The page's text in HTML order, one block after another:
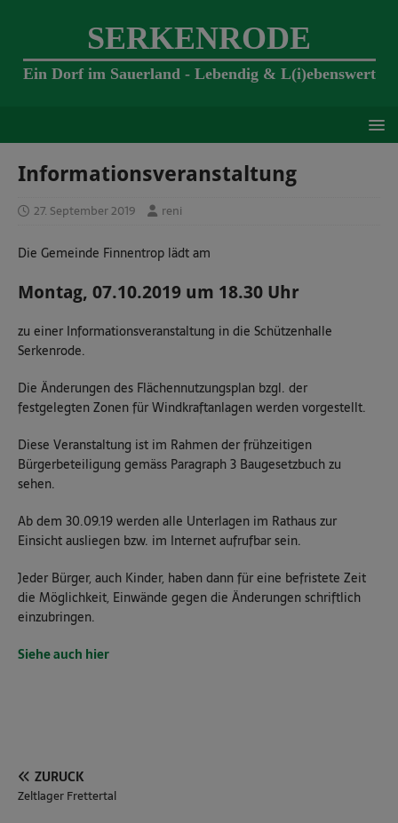
SERKENRODE
Ein Dorf im Sauerland - Lebendig & L(i)ebenswert
Informationsveranstaltung
27. September 2019 reni
Die Gemeinde Finnentrop lädt am
Montag, 07.10.2019 um 18.30 Uhr
zu einer Informationsveranstaltung in die Schützenhalle
Serkenrode.
Die Änderungen des Flächennutzungsplan bzgl. der
festgelegten Zonen für Windkraftanlagen werden vorgestellt.
Diese Veranstaltung ist im Rahmen der frühzeitigen
Bürgerbeteiligung gemäss Paragraph 3 Baugesetzbuch zu
sehen.
Ab dem 30.09.19 werden alle Unterlagen im Rathaus zur
Einsicht ausliegen bzw. im Internet aufrufbar sein.
Jeder Bürger, auch Kinder, haben dann für eine befristete Zeit
die Möglichkeit, Einwände gegen die Änderungen schriftlich
einzubringen.
Siehe auch hier
ZURÜCK
Zeltlager Frettertal